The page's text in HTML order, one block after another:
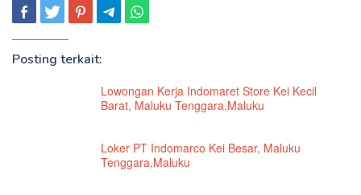
Posting terkait:
Lowongan Kerja Indomaret Store Kei Kecil
Barat, Maluku Tenggara,Maluku
Loker PT Indomarco Kei Besar, Maluku
Tenggara,Maluku